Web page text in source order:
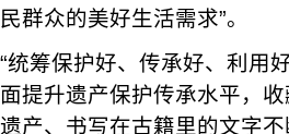
民群众的美好生活需求”。
“统筹保护好、传承好、利用
面提升遗产保护传承水平，
遗产、书写在古籍里的文字不